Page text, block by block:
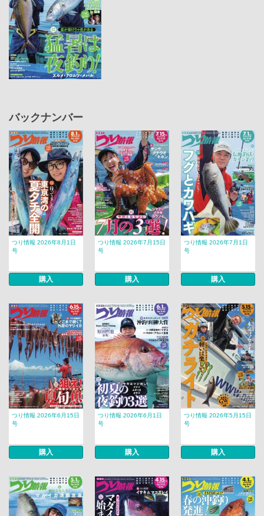
バックナンバー
つり情報 2026年8月1日
号
購入
つり情報 2026年7月15日
号
購入
つり情報 2026年7月1日
号
購入
つり情報 2026年6月15日
号
購入
つり情報 2026年6月1日
号
購入
つり情報 2026年5月15日
号
購入